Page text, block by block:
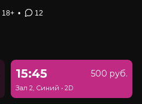
18+ • 12
15:45 500 руб.
Зал 2, Синий • 2D